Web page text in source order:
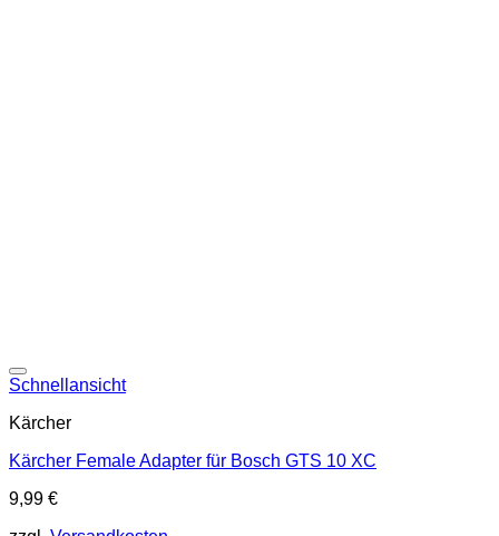
Schnellansicht
Kärcher
Kärcher Female Adapter für Bosch GTS 10 XC
9,99 €